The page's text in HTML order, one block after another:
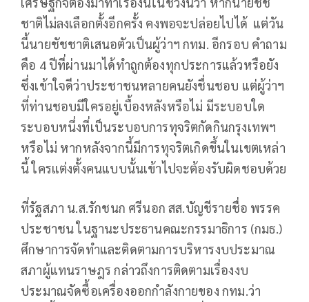
ชาติไม่ลงเลือกตั้งอีกครั้ง คงพอจะปล่อยไปได้ แต่วัน
นี้นายชัชชาติเสนอตัวเป็นผู้ว่าฯ กทม. อีกรอบ คำถาม
คือ 4 ปีที่ผ่านมาได้ทำถูกต้องทุกประการแล้วหรือยัง
ซึ่งเข้าใจดีว่าประชาชนหลายคนยังชื่นชอบ แต่ผู้ว่าฯ
ที่ท่านชอบมีใครอยู่เบื้องหลังหรือไม่ มีระบอบใด
ระบอบหนึ่งที่เป็นระบอบการทุจริตกัดกินกรุงเทพฯ
หรือไม่ หากหลังจากนี้มีการทุจริตเกิดขึ้นในเขตเหล่า
นี้ ใครแต่งตั้งคนแบบนั้นเข้าไปจะต้องรับผิดชอบด้วย
ที่รัฐสภา น.ส.รักชนก ศรีนอก สส.บัญชีรายชื่อ พรรค
ประชาชน ในฐานะประธานคณะกรรมาธิการ (กมธ.)
ศึกษาการจัดทำและติดตามการบริหารงบประมาณ
สภาผู้แทนราษฎร กล่าวถึงการติดตามเรื่องงบ
ประมาณจัดซื้อเครื่องออกกำลังกายของ กทม.ว่า